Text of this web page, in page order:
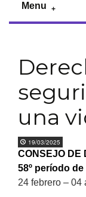
Menu
una
19/03/2025
CONSEJO DE
58º período
24 febrero – 04